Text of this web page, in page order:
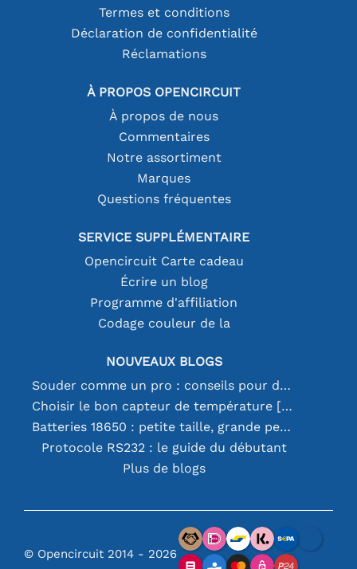
Termes et conditions
Déclaration de confidentialité
Réclamations
À PROPOS OPENCIRCUIT
À propos de nous
Commentaires
Notre assortiment
Marques
Questions fréquentes
SERVICE SUPPLÉMENTAIRE
Opencircuit Carte cadeau
Écrire un blog
Programme d'affiliation
Codage couleur de la
NOUVEAUX BLOGS
Souder comme un pro : conseils pour des connexions électroniques parfaites
Choisir le bon capteur de température [youtube]
Batteries 18650 : petite taille, grande performance
Protocole RS232 : le guide du débutant
Plus de blogs
© Opencircuit 2014 - 2026